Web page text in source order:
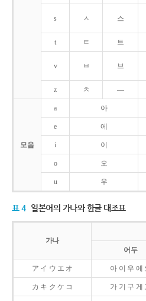
s ㅅ 스
t ㅌ 트
v ㅂ 브
z ㅊ ―
모음
a 아
e 에
i 이
o 오
u 우
표 4 일본어의 가나와 한글 대조표
가나
어두
ア イ ウ エ オ 아 이 우 에
カ キ ク ケ コ 가 기 구 게